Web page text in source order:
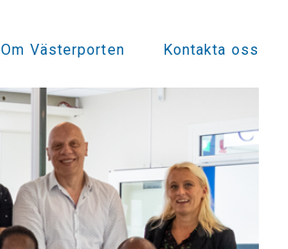
Om Västerporten Kontakta oss